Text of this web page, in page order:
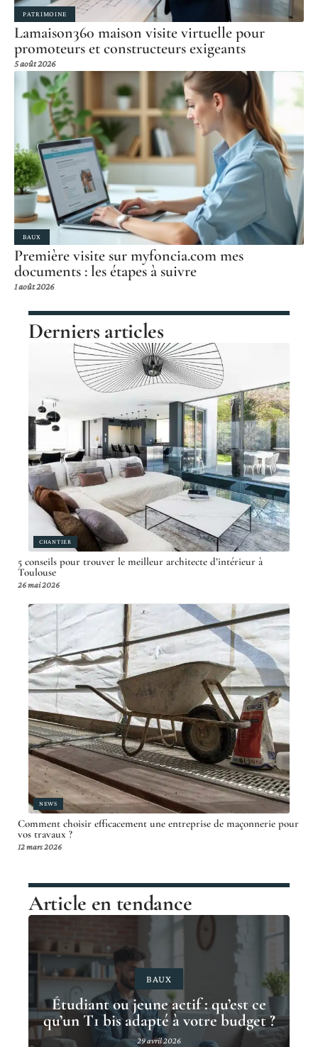
PATRIMOINE
Lamaison360 maison visite virtuelle pour
promoteurs et constructeurs exigeants
5 août 2026
BAUX
Première visite sur myfoncia.com mes
documents : les étapes à suivre
1 août 2026
Derniers articles
CHANTIER
5 conseils pour trouver le meilleur architecte d’intérieur à
Toulouse
26 mai 2026
NEWS
Comment choisir efficacement une entreprise de maçonnerie pour
vos travaux ?
12 mars 2026
Article en tendance
BAUX
Étudiant ou jeune actif : qu’est ce
qu’un T1 bis adapté à votre budget ?
29 avril 2026